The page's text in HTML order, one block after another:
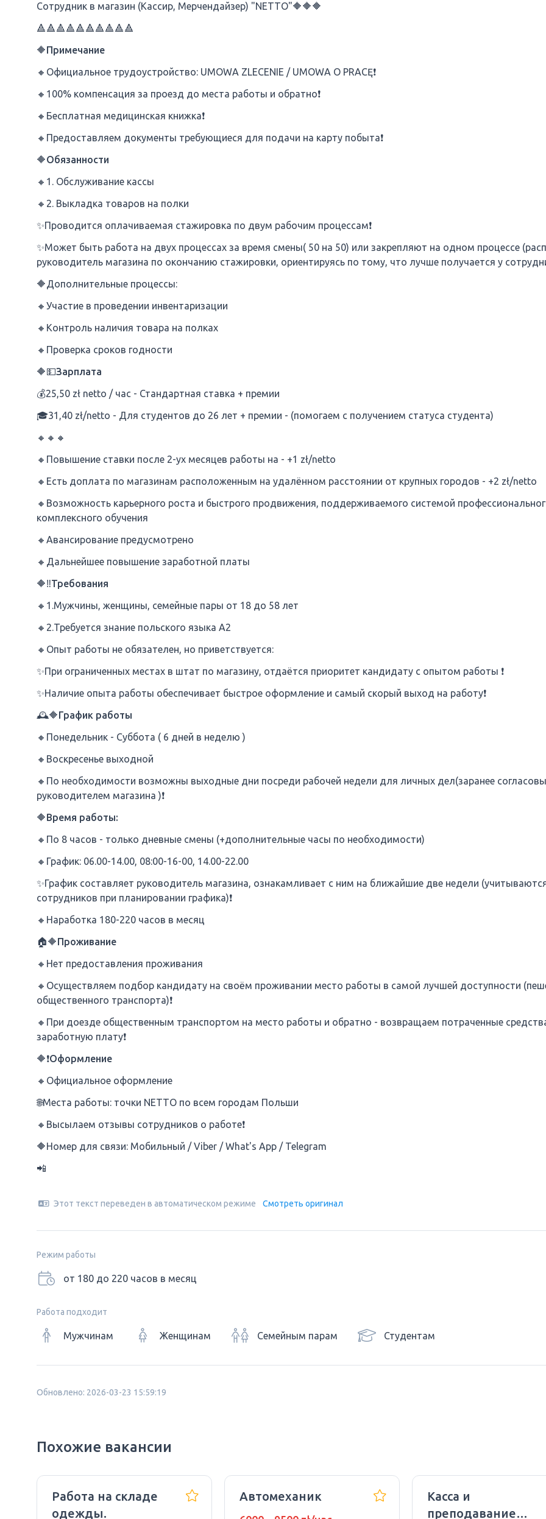
Сотрудник в магазин (Кассир, Мерчендайзер) "NETTO"🔶🔶🔶
🔺🔺🔺🔺🔺🔺🔺🔺🔺🔺
🔶Примечание
🔸Официальное трудоустройство: UMOWA ZLECENIE / UMOWA O PRACĘ❗
🔸100% компенсация за проезд до места работы и обратно❗
🔸Бесплатная медицинская книжка❗
🔸Предоставляем документы требующиеся для подачи на карту побыта❗
🔶Обязанности
🔸1. Обслуживание кассы
🔸2. Выкладка товаров на полки
✨️Проводится оплачиваемая стажировка по двум рабочим процессам❗
✨️Может быть работа на двух процессах за время смены( 50 на 50) или закрепляют на одном процессе
руководитель магазина по окончанию стажировки, ориентируясь по тому, что лучше получается у
🔶Дополнительные процессы:
🔸Участие в проведении инвентаризации
🔸Контроль наличия товара на полках
🔸Проверка сроков годности
🔶💵Зарплата
💰25,50 zł netto / час - Стандартная ставка + премии
🎓31,40 zł/netto - Для студентов до 26 лет + премии - (помогаем с получением статуса студента)
🔸🔸🔸
🔸Повышение ставки после 2-ух месяцев работы на - +1 zł/netto
🔸Есть доплата по магазинам расположенным на удалённом расстоянии от крупных городов - +2 zł/netto
🔸Возможность карьерного роста и быстрого продвижения, поддерживаемого системой
комплексного обучения
🔸Авансирование предусмотрено
🔸Дальнейшее повышение заработной платы
🔶‼Требования
🔸1.Мужчины, женщины, семейные пары от 18 до 58 лет
🔸2.Требуется знание польского языка A2
🔸Опыт работы не обязателен, но приветствуется:
✨️При ограниченных местах в штат по магазину, отдаётся приоритет кандидату с опытом работы ❗
✨️Наличие опыта работы обеспечивает быстрое оформление и самый скорый выход на работу❗
🕰🔶График работы
🔸Понедельник - Суббота ( 6 дней в неделю )
🔸Воскресенье выходной
🔸По необходимости возможны выходные дни посреди рабочей недели для личных дел(заранее
руководителем магазина )❗
🔶Время работы:
🔸По 8 часов - только дневные смены (+дополнительные часы по необходимости)
🔸График: 06.00-14.00, 08:00-16-00, 14.00-22.00
✨️График составляет руководитель магазина, ознакамливает с ним на ближайшие две недели
сотрудников при планировании графика)❗
🔸Наработка 180-220 часов в месяц
🏠🔶Проживание
🔸Нет предоставления проживания
🔸Осуществляем подбор кандидату на своём проживании место работы в самой лучшей доступности
общественного транспорта)❗
🔸При доезде общественным транспортом на место работы и обратно - возвращаем потраченные
заработную плату❗
🔶❗Оформление
🔸Официальное оформление
🌐Места работы: точки NETTO по всем городам Польши
🔸Высылаем отзывы сотрудников о работе❗
🔶Номер для связи: Мобильный / Viber / What's App / Telegram
📲
Этот текст переведен в автоматическом режиме Смотреть оригинал
Режим работы
от 180 до 220 часов в месяц
Работа подходит
Мужчинам Женщинам Семейным парам Студентам
Обновлено: 2026-03-23 15:59:19
Похожие вакансии
Работа на складе
одежды.
Автомеханик
Касса и
преподавание